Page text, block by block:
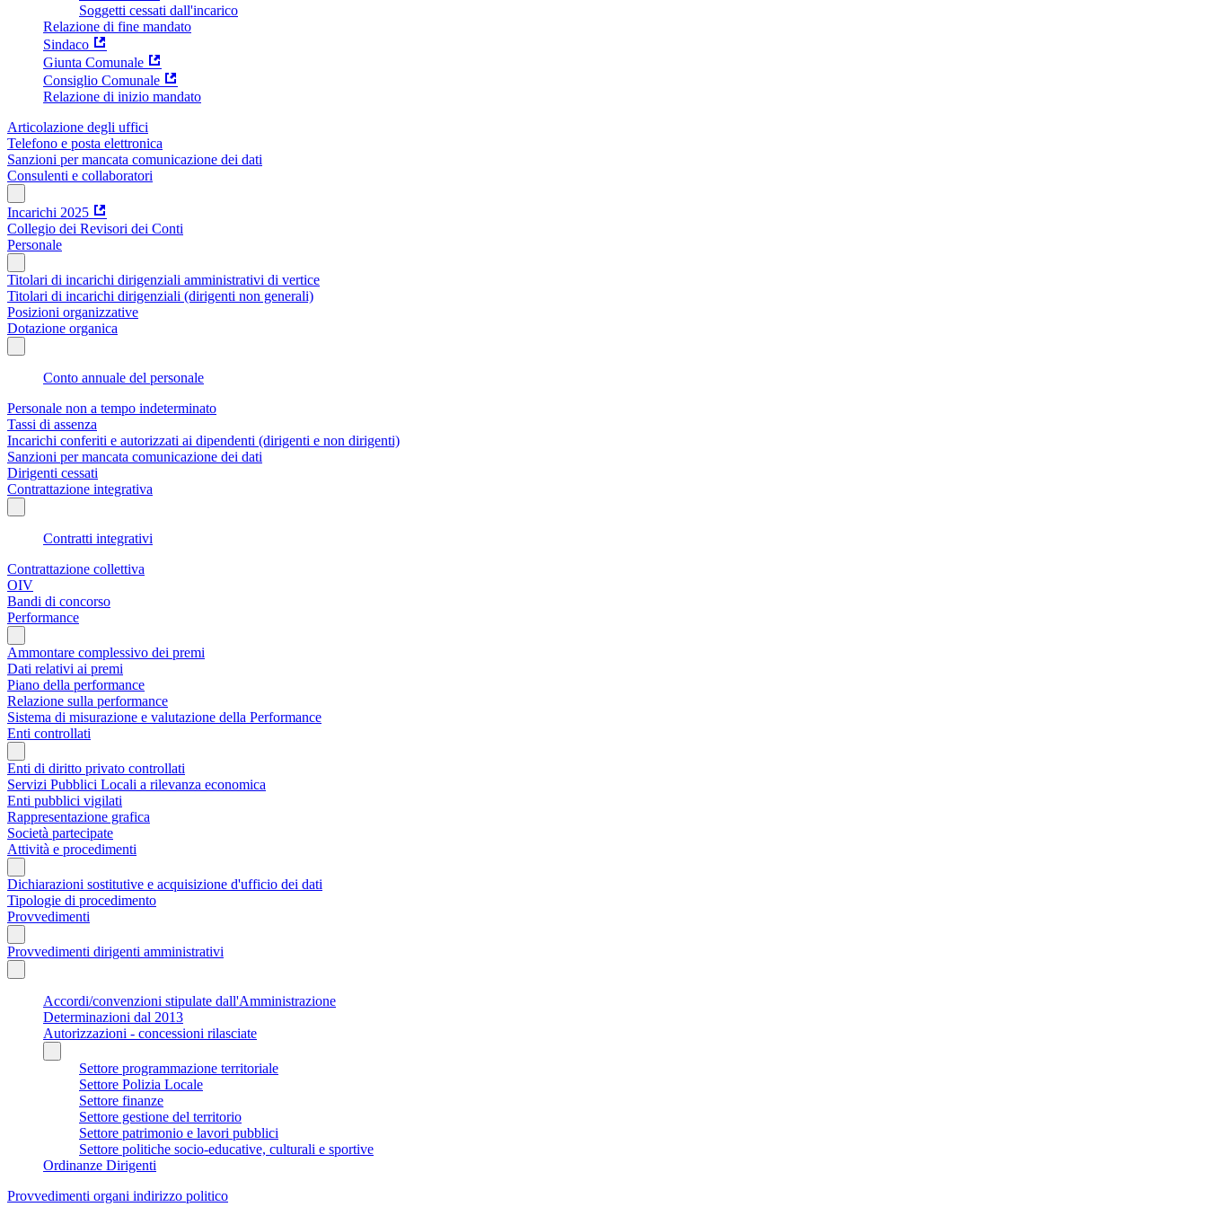
Soggetti cessati dall'incarico
Relazione di fine mandato
Sindaco
Giunta Comunale
Consiglio Comunale
Relazione di inizio mandato
Articolazione degli uffici
Telefono e posta elettronica
Sanzioni per mancata comunicazione dei dati
Consulenti e collaboratori
Incarichi 2025
Collegio dei Revisori dei Conti
Personale
Titolari di incarichi dirigenziali amministrativi di vertice
Titolari di incarichi dirigenziali (dirigenti non generali)
Posizioni organizzative
Dotazione organica
Conto annuale del personale
Personale non a tempo indeterminato
Tassi di assenza
Incarichi conferiti e autorizzati ai dipendenti (dirigenti e non dirigenti)
Sanzioni per mancata comunicazione dei dati
Dirigenti cessati
Contrattazione integrativa
Contratti integrativi
Contrattazione collettiva
OIV
Bandi di concorso
Performance
Ammontare complessivo dei premi
Dati relativi ai premi
Piano della performance
Relazione sulla performance
Sistema di misurazione e valutazione della Performance
Enti controllati
Enti di diritto privato controllati
Servizi Pubblici Locali a rilevanza economica
Enti pubblici vigilati
Rappresentazione grafica
Società partecipate
Attività e procedimenti
Dichiarazioni sostitutive e acquisizione d'ufficio dei dati
Tipologie di procedimento
Provvedimenti
Provvedimenti dirigenti amministrativi
Accordi/convenzioni stipulate dall'Amministrazione
Determinazioni dal 2013
Autorizzazioni - concessioni rilasciate
Settore programmazione territoriale
Settore Polizia Locale
Settore finanze
Settore gestione del territorio
Settore patrimonio e lavori pubblici
Settore politiche socio-educative, culturali e sportive
Ordinanze Dirigenti
Provvedimenti organi indirizzo politico